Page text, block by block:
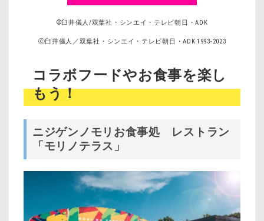
©臼井儀人/双葉社・シンエイ・テレビ朝日・ADK
ⓒ臼井儀人／双葉社・シンエイ・テレビ朝日・ADK 1993-2023
コラボフードやお食事を楽し
もう！
ニジゲンノモリお食事処 レストラン
「モリノテラス」